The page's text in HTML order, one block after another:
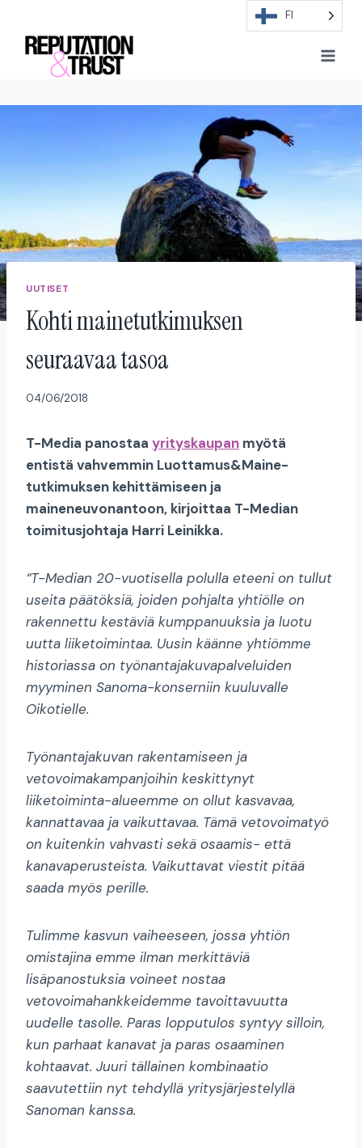
content
FI
UUTISET
Kohti mainetutkimuksen
seuraavaa tasoa
04/06/2018
T-Media panostaa yrityskaupan myötä
entistä vahvemmin Luottamus&Maine-
tutkimuksen kehittämiseen ja
maineneuvonantoon, kirjoittaa T-Median
toimitusjohtaja Harri Leinikka.
“T-Median 20-vuotisella polulla eteeni on tullut
useita päätöksiä, joiden pohjalta yhtiölle on
rakennettu kestäviä kumppanuuksia ja luotu
uutta liiketoimintaa. Uusin käänne yhtiömme
historiassa on työnantajakuvapalveluiden
myyminen Sanoma-konserniin kuuluvalle
Oikotielle.
Työnantajakuvan rakentamiseen ja
vetovoimakampanjoihin keskittynyt
liiketoiminta-alueemme on ollut kasvavaa,
kannattavaa ja vaikuttavaa. Tämä vetovoimatyö
on kuitenkin vahvasti sekä osaamis- että
kanavaperusteista. Vaikuttavat viestit pitää
saada myös perille.
Tulimme kasvun vaiheeseen, jossa yhtiön
omistajina emme ilman merkittäviä
lisäpanostuksia voineet nostaa
vetovoimahankkeidemme tavoittavuutta
uudelle tasolle. Paras lopputulos syntyy silloin,
kun parhaat kanavat ja paras osaaminen
kohtaavat. Juuri tällainen kombinaatio
saavutettiin nyt tehdyllä yritysjärjestelyllä
Sanoman kanssa.